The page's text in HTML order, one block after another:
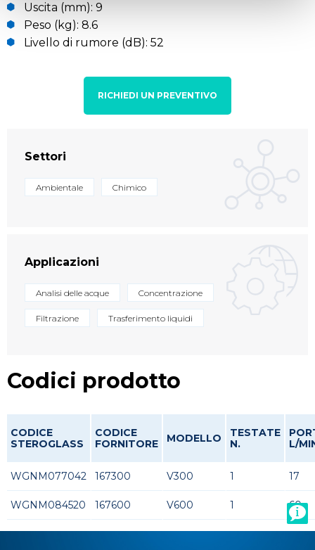
Uscita (mm): 9
Peso (kg): 8.6
Livello di rumore (dB): 52
RICHIEDI UN PREVENTIVO
Settori
Ambientale Chimico
Applicazioni
Analisi delle acque Concentrazione
Filtrazione Trasferimento liquidi
Codici prodotto
CODICE
STEROGLASS
CODICE
FORNITORE
MODELLO
TESTATE
N.
L/
WGNM077042 167300 V300 1 17
WGNM084520 167600 V600 1 60